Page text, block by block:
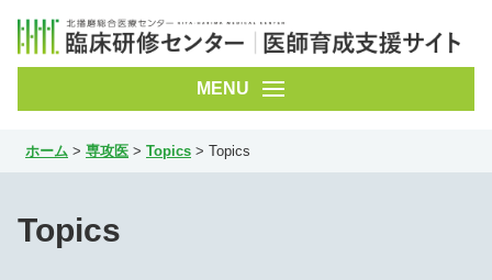
専攻医
ホーム > 専攻医 > Topics > Topics
Topics